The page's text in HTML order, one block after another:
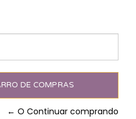
← O Continuar comprando